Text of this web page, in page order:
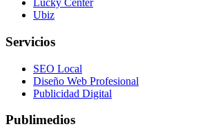
Lucky Center
Ubiz
Servicios
SEO Local
Diseño Web Profesional
Publicidad Digital
Publimedios